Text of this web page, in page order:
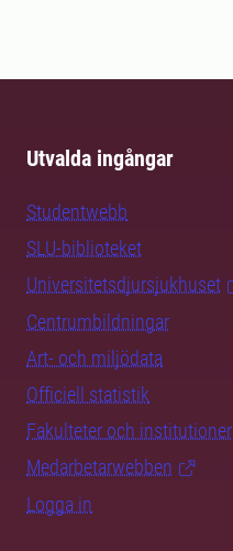
Utvalda ingångar
Studentwebb
SLU-biblioteket
Universitetsdjursjukhuset
Centrumbildningar
Art- och miljödata
Officiell statistik
Fakulteter och institutioner
Medarbetarwebben
Logga in